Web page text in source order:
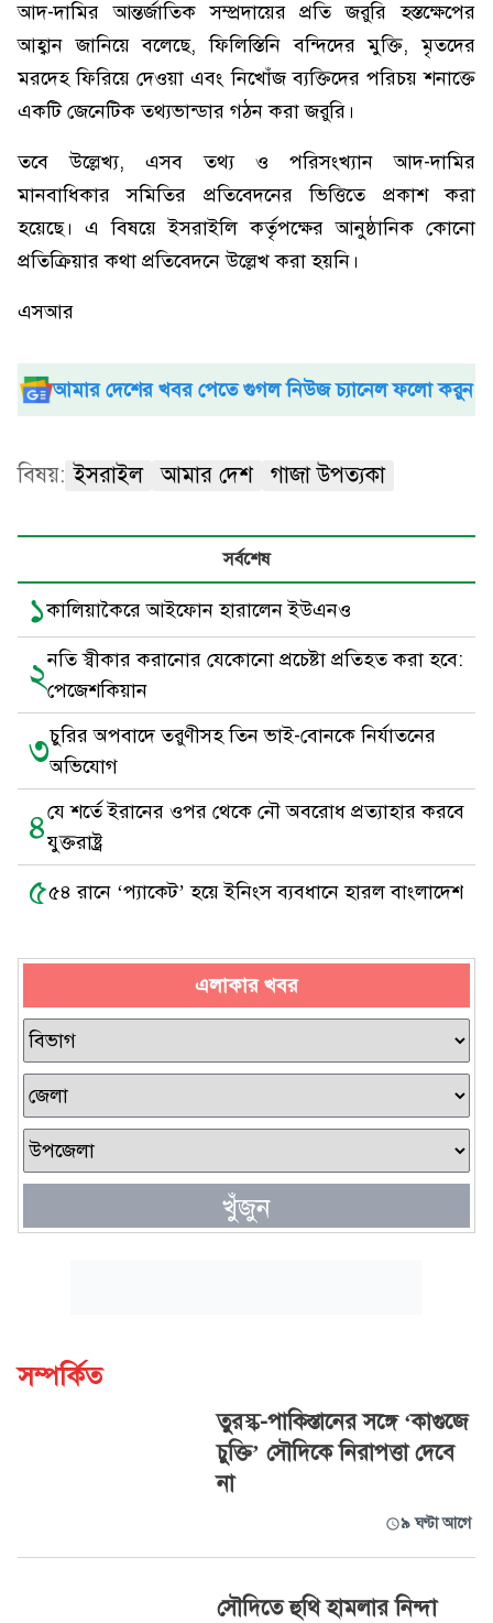
আদ-দামির আন্তর্জাতিক সম্প্রদায়ের প্রতি জরুরি হস্তক্ষেপের
আহ্বান জানিয়ে বলেছে, ফিলিস্তিনি বন্দিদের মুক্তি, মৃতদের
মরদেহ ফিরিয়ে দেওয়া এবং নিখোঁজ ব্যক্তিদের পরিচয় শনাক্তে
একটি জেনেটিক তথ্যভান্ডার গঠন করা জরুরি।
তবে উল্লেখ্য, এসব তথ্য ও পরিসংখ্যান আদ-দামির
মানবাধিকার সমিতির প্রতিবেদনের ভিত্তিতে প্রকাশ করা
হয়েছে। এ বিষয়ে ইসরাইলি কর্তৃপক্ষের আনুষ্ঠানিক কোনো
প্রতিক্রিয়ার কথা প্রতিবেদনে উল্লেখ করা হয়নি।
এসআর
আমার দেশের খবর পেতে গুগল নিউজ চ্যানেল ফলো করুন
বিষয়: ইসরাইল আমার দেশ গাজা উপত্যকা
সর্বশেষ
১কালিয়াকৈরে আইফোন হারালেন ইউএনও
২নতি স্বীকার করানোর যেকোনো প্রচেষ্টা প্রতিহত করা হবে:
পেজেশকিয়ান
৩চুরির অপবাদে তরুণীসহ তিন ভাই-বোনকে নির্যাতনের
অভিযোগ
৪যে শর্তে ইরানের ওপর থেকে নৌ অবরোধ প্রত্যাহার করবে
যুক্তরাষ্ট্র
৫৫৪ রানে ‘প্যাকেট’ হয়ে ইনিংস ব্যবধানে হারল বাংলাদেশ
এলাকার খবর
খুঁজুন
সম্পর্কিত
তুরস্ক-পাকিস্তানের সঙ্গে ‘কাগুজে
চুক্তি’ সৌদিকে নিরাপত্তা দেবে
না
৯ ঘণ্টা আগে
সৌদিতে হুথি হামলার নিন্দা